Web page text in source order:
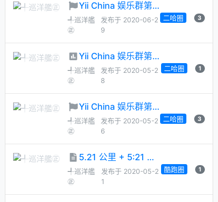
Yii China 娱乐群第 45 次管理员月选候选人征集
╃巡洋艦
㊣
发布于 2020-06-2
9
二哈圈 3
Yii China 娱乐群第 44 次管理员大选
╃巡洋艦
㊣
发布于 2020-05-2
8
二哈圈 1
Yii China 娱乐群第 44 次管理员月选候选人征集
╃巡洋艦
㊣
发布于 2020-05-2
6
二哈圈 3
5.21 公里 + 5:21 配速
╃巡洋艦
㊣
发布于 2020-05-2
1
酷跑圈 1